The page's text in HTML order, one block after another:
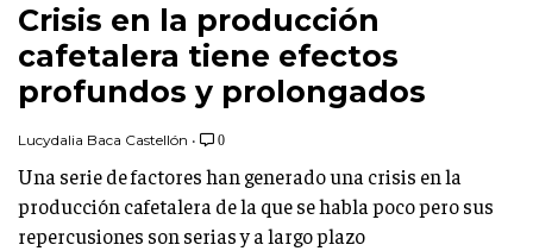
Crisis en la producción
cafetalera tiene efectos
profundos y prolongados
Lucydalia Baca Castellón • 0
Una serie de factores han generado una crisis en la
producción cafetalera de la que se habla poco pero sus
repercusiones son serias y a largo plazo